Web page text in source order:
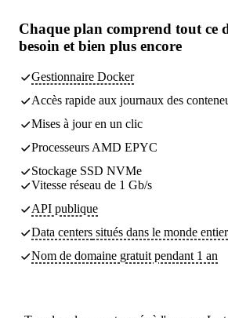
Chaque plan comprend tout ce
besoin et bien plus encore
Gestionnaire Docker
Accès rapide aux journaux des
Mises à jour en un clic
Processeurs AMD EPYC
Stockage SSD NVMe
Vitesse réseau de 1 Gb/s
API publique
Data centers situés dans le monde entier
Nom de domaine gratuit pendant 1 an